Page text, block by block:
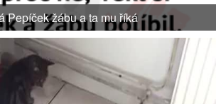
Pepíček žábu a ta mu říká